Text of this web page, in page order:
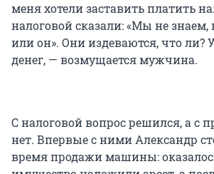
меня хотели заставить платить
налоговой сказали: «Мы не знаем,
или он». Они издеваются, что ли?
денег, — возмущается мужчина.
С налоговой вопрос решился, а с
нет. Впервые с ними Александр
время продажи машины: